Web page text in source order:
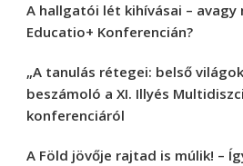
A hallgatói lét kihívásai – avagy
Educatio+ Konferencián?
„A tanulás rétegei: belső
beszámoló a XI. Illyés
konferenciáról
A Föld jövője rajtad is múlik! –